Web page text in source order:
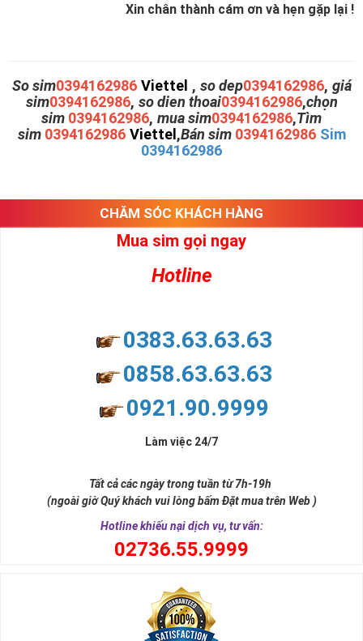
Xin chân thành cám ơn và hẹn gặp lại !
So sim0394162986 Viettel , so dep0394162986, giá
sim0394162986, so dien thoai0394162986,chọn
sim 0394162986, mua sim0394162986,Tìm
sim 0394162986 Viettel,Bán sim 0394162986 Sim
0394162986
CHĂM SÓC KHÁCH HÀNG
Mua sim gọi ngay
Hotline
0383.63.63.63
0858.63.63.63
0921.90.9999
Làm việc 24/7
Tất cả các ngày trong tuần từ 7h-19h
(ngoài giờ Quý khách vui lòng bấm Đặt mua trên Web )
Hotline khiếu nại dịch vụ, tư vấn:
02736.55.9999